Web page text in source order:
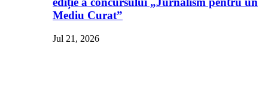
Mediu Curat”
Jul 21, 2026